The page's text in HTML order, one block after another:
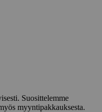
Suosittelemme
myyntipakkauksesta.